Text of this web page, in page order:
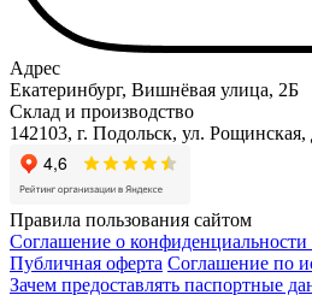
Адрес
Екатеринбург, Вишнёвая улица, 2Б
Склад и производство
142103, г. Подольск, ул. Рощинская,
Правила пользования сайтом
Соглашение о
Публичная оферта Соглашение по
Зачем предоставлять паспортные